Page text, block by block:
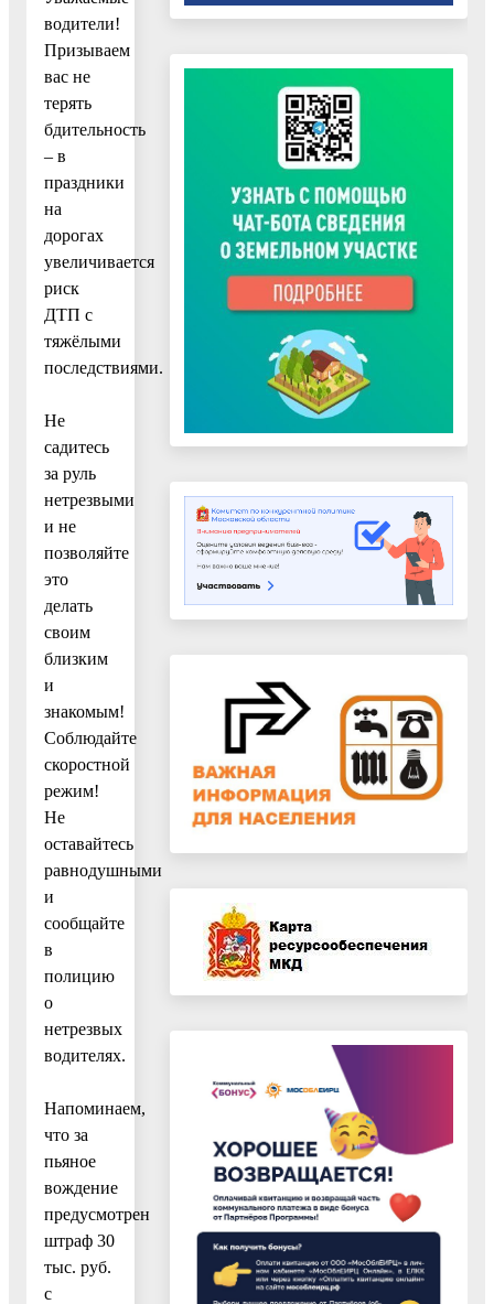
водители!
Призываем
вас не
терять
бдительность
– в
праздники
на
дорогах
увеличивается
риск
ДТП с
тяжёлыми
последствиями.
Не
садитесь
за руль
нетрезвыми
и не
позволяйте
это
делать
своим
близким
и
знакомым!
Соблюдайте
скоростной
режим!
Не
оставайтесь
равнодушными
и
сообщайте
в
полицию
о
нетрезвых
водителях.
Напоминаем,
что за
пьяное
вождение
предусмотрен
штраф 30
тыс. руб.
с